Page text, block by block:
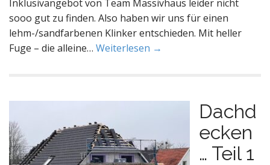
Inklusivangebot von Team Massivhaus leider nicht
sooo gut zu finden. Also haben wir uns für einen
lehm-/sandfarbenen Klinker entschieden. Mit heller
Fuge – die alleine… Weiterlesen →
Dachd
ecken
… Teil 1